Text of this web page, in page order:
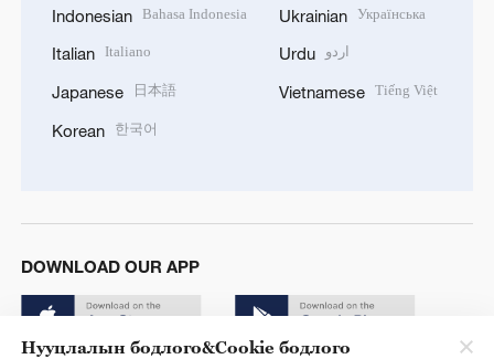
Indonesian Bahasa Indonesia
Italian Italiano
Japanese 日本語
Korean 한국어
Ukrainian Українська
Urdu اردو
Vietnamese Tiếng Việt
DOWNLOAD OUR APP
Нууцлалын бодлого&Cookie бодлого